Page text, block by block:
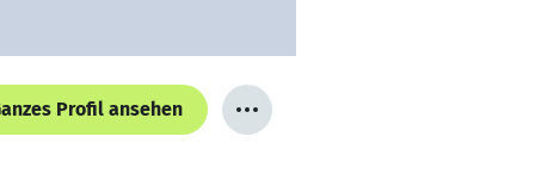
Profil ansehen